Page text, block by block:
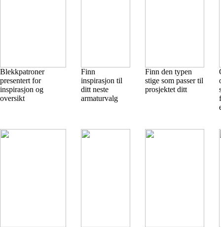
Blekkpatroner
presentert for
inspirasjon og
oversikt
Finn
inspirasjon til
ditt neste
armaturvalg
Finn den typen
stige som passer til
prosjektet ditt